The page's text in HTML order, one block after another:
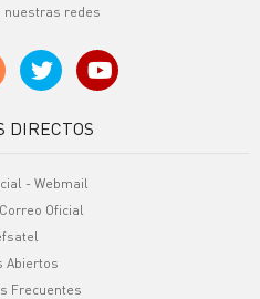
nuestras redes
DIRECTOS
- Webmail
Oficial
Abiertos
Frecuentes